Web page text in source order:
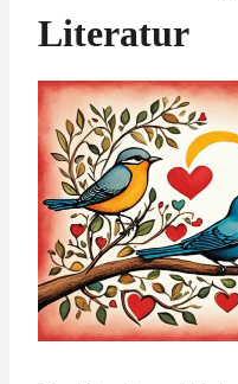
Literatur